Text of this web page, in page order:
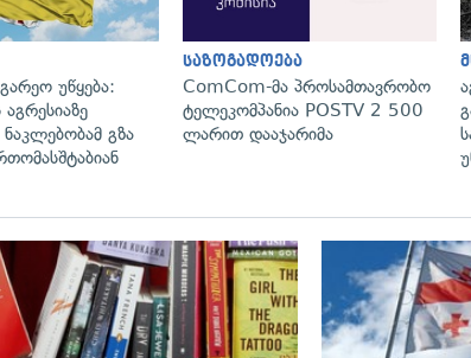
უწყება:
გზა
საზოგადოება
ComCom-მა პროსამთავრობო
ტელეკომპანია POSTV 2 500
ლარით დააჯარიმა
გადახედვა